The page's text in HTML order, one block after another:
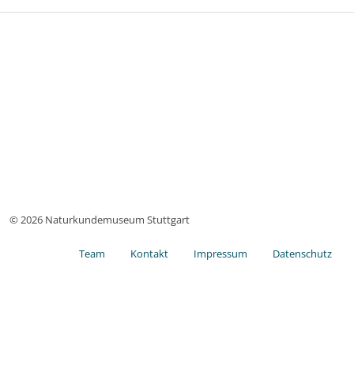
© 2026 Naturkundemuseum Stuttgart
Team Kontakt Impressum Datenschutz